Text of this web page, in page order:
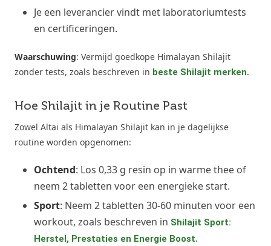
Je een leverancier vindt met laboratoriumtests
en certificeringen.
Waarschuwing: Vermijd goedkope Himalayan Shilajit
zonder tests, zoals beschreven in beste Shilajit merken.
Hoe Shilajit in je Routine Past
Zowel Altai als Himalayan Shilajit kan in je dagelijkse
routine worden opgenomen:
Ochtend: Los 0,33 g resin op in warme thee of
neem 2 tabletten voor een energieke start.
Sport: Neem 2 tabletten 30-60 minuten voor een
workout, zoals beschreven in Shilajit Sport:
Herstel, Prestaties en Energie Boost.